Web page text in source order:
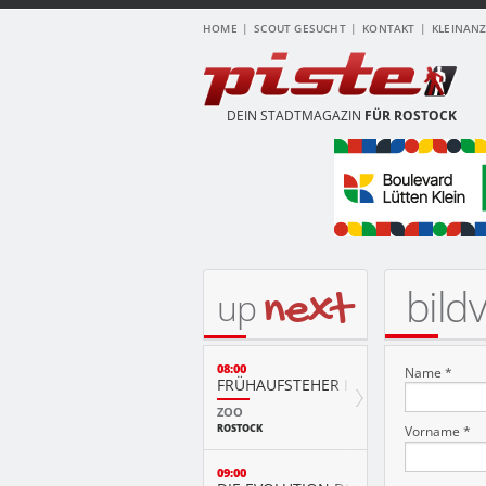
HOME SCOUT GESUCHT KONTAKT
DEIN STADTMAGAZIN FÜR ROSTOCK
Name *
Vorname *
upnext
08:00
FRÜHAUFSTEHER IM ZOO
ZOO
ROSTOCK
09:00